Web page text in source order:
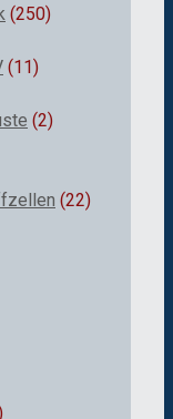
(250)
(11)
(2)
(22)